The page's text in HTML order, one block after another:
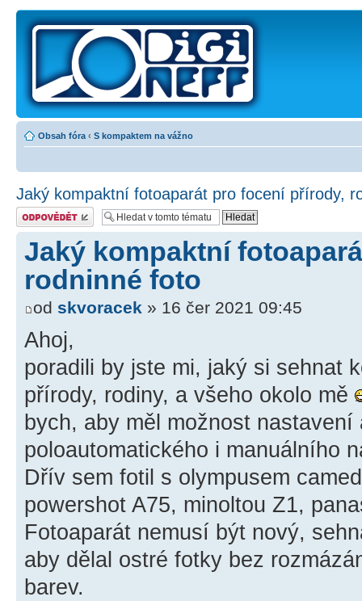
Obsah fóra ‹ S kompaktem na vážno
Jaký kompaktní fotoaparát pro focení přírody,
Odeslat odpověď
Jaký kompaktní
rodninné foto
od skvoracek » 16 čer 2021 09:45
Ahoj,
poradili by jste mi, jaký si sehnat
přírody, rodiny, a všeho okolo mě
bych, aby měl možnost nastavení
poloautomatického i manuálního
Dřív sem fotil s olympusem
powershot A75, minoltou Z1,
Fotoaparát nemusí být nový,
aby dělal ostré fotky bez
barev.